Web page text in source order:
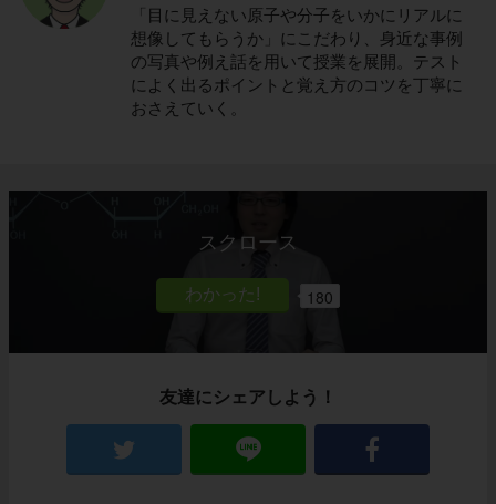
「目に見えない原子や分子をいかにリアルに
想像してもらうか」にこだわり、身近な事例
の写真や例え話を用いて授業を展開。テスト
によく出るポイントと覚え方のコツを丁寧に
おさえていく。
スクロース
180
友達にシェアしよう！